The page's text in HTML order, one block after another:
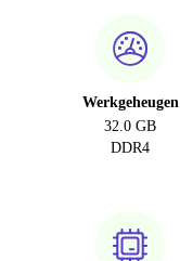
Werkgeheugen
32.0 GB
DDR4